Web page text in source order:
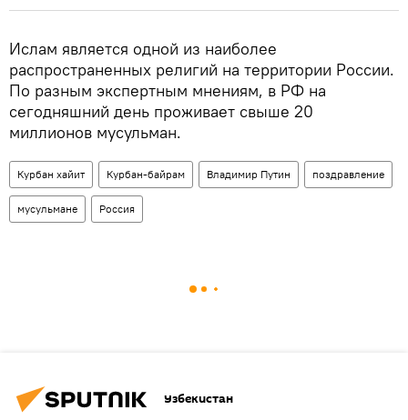
Ислам является одной из наиболее
распространенных религий на территории России.
По разным экспертным мнениям, в РФ на
сегодняшний день проживает свыше 20
миллионов мусульман.
Курбан хайит Курбан-байрам Владимир Путин поздравление
мусульмане Россия
Узбекистан